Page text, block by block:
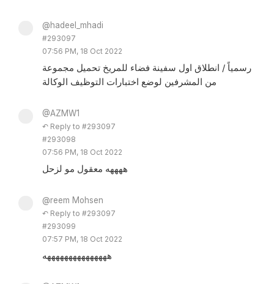
@hadeel_mhadi
#293097
07:56 PM, 18 Oct 2022
رسمياً / انطلاق اول سفينة فضاء للمريخ تحميل مجموعة
من المشرفين لوضع اختبارات التوظيف الوكالة
@AZMW1
↶ Reply to #293097
#293098
07:56 PM, 18 Oct 2022
ههههه معقول مو لزحل
@reem Mohsen
↶ Reply to #293097
#293099
07:57 PM, 18 Oct 2022
هههههههههههههههه